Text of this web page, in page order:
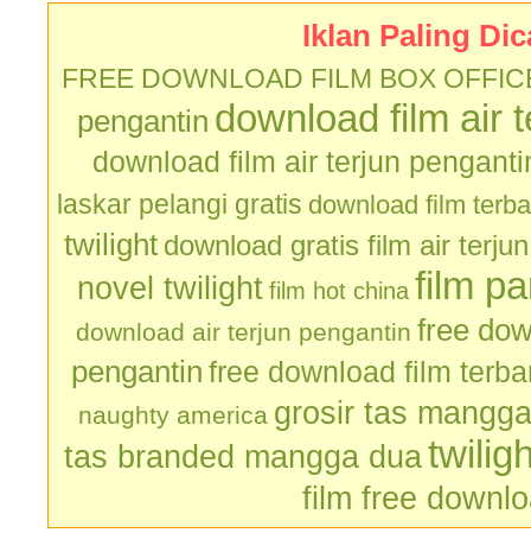
Iklan Paling
FREE DOWNLOAD FILM BOX
pengantin download film air
download film air terjun
laskar pelangi gratis download film
twilight download gratis film air
novel twilight film hot china film
download air terjun pengantin free
pengantin free download film
naughty america grosir tas
tas branded mangga dua
film free